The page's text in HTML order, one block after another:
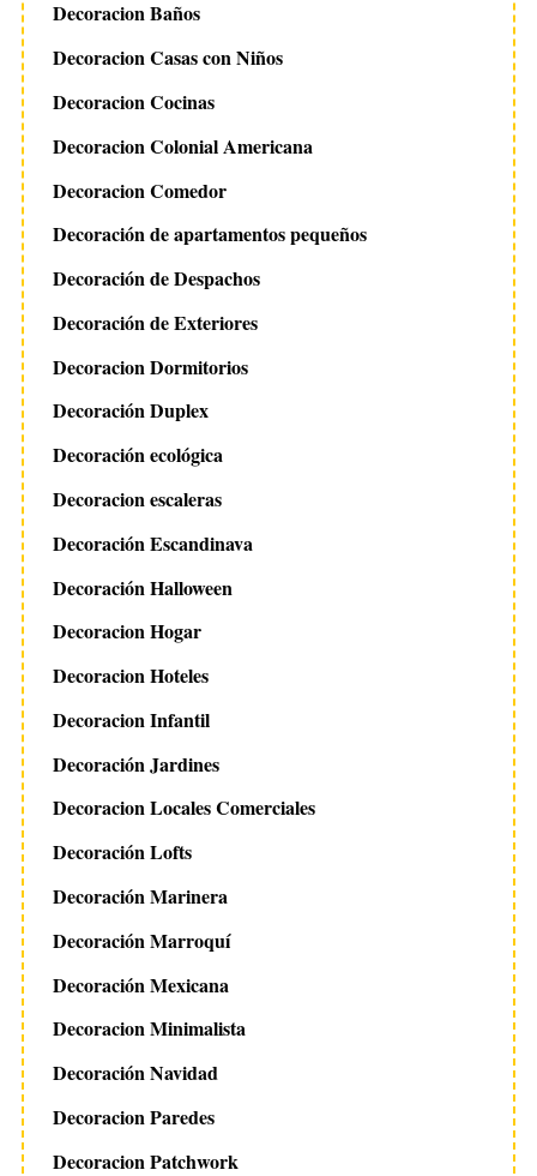
Decoracion Baños
Decoracion Casas con Niños
Decoracion Cocinas
Decoracion Colonial Americana
Decoracion Comedor
Decoración de apartamentos pequeños
Decoración de Despachos
Decoración de Exteriores
Decoracion Dormitorios
Decoración Duplex
Decoración ecológica
Decoracion escaleras
Decoración Escandinava
Decoración Halloween
Decoracion Hogar
Decoracion Hoteles
Decoracion Infantil
Decoración Jardines
Decoracion Locales Comerciales
Decoración Lofts
Decoración Marinera
Decoración Marroquí
Decoración Mexicana
Decoracion Minimalista
Decoración Navidad
Decoracion Paredes
Decoracion Patchwork